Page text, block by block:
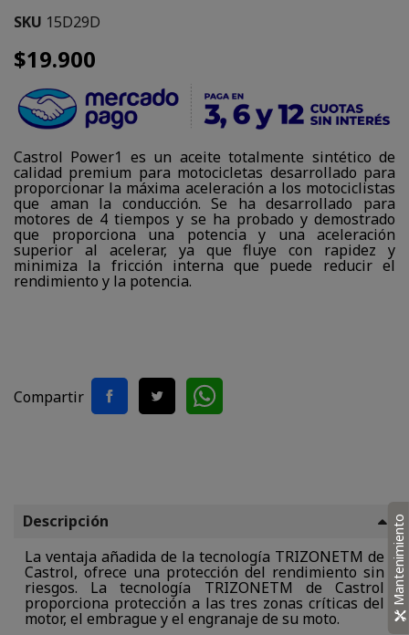
SKU 15D29D
$19.900
Castrol Power1 es un aceite totalmente sintético de
calidad premium para motocicletas desarrollado para
proporcionar la máxima aceleración a los motociclistas
que aman la conducción. Se ha desarrollado para
motores de 4 tiempos y se ha probado y demostrado
que proporciona una potencia y una aceleración
superior al acelerar, ya que fluye con rapidez y
minimiza la fricción interna que puede reducir el
rendimiento y la potencia.
Compartir
Descripción
La ventaja añadida de la tecnología TRIZONETM de
Castrol, ofrece una protección del rendimiento sin
riesgos. La tecnología TRIZONETM de Castrol
proporciona protección a las tres zonas críticas del
motor, el embrague y el engranaje de su moto.
Mantenimiento